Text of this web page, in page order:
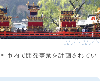
> 市内で開発事業を計画されてい